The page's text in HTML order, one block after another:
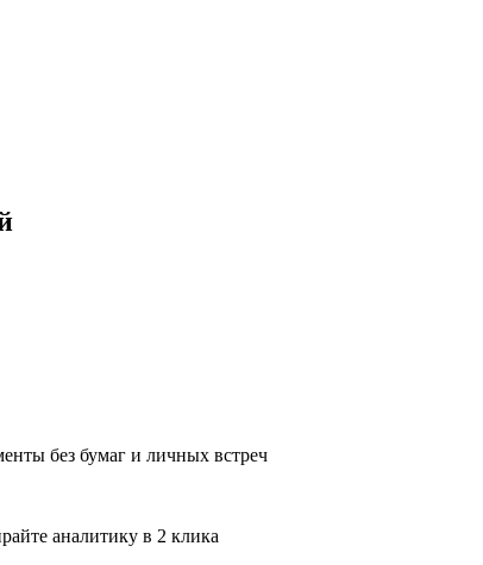
без бумаг и личных встреч
аналитику в 2 клика